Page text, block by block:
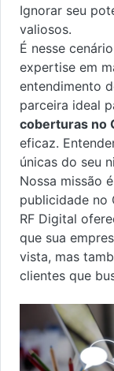
Ignorar seu
valiosos.
É nesse
expertise em
entendimento
parceira ideal
coberturas no
eficaz.
únicas do seu
Nossa missão
publicidade no
RF Digital
que sua
vista, mas
clientes que